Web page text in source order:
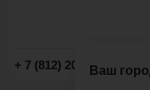
Ваш
+ 7 (812) 209-19-59